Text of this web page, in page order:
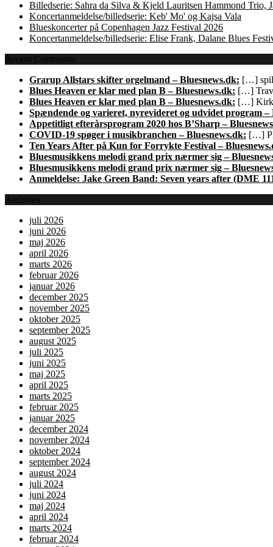
Billedserie: Sahra da Silva & Kjeld Lauritsen Hammond Trio,
Koncertanmeldelse/billedserie: Keb' Mo' og Kajsa Vala
Blueskoncerter på Copenhagen Jazz Festival 2026
Koncertanmeldelse/billedserie: Elise Frank, Dalane Blues
Recent Comments
Grarup Allstars skifter orgelmand – Bluesnews.dk: […]
Blues Heaven er klar med plan B – Bluesnews.dk: […]
Blues Heaven er klar med plan B – Bluesnews.dk: […] Kirk
Spændende og varieret, nyrevideret og udvidet program –
Appetitligt efterårsprogram 2020 hos B’Sharp –
COVID-19 spøger i musikbranchen – Bluesnews.dk: […]
Ten Years After på Kun for Forrykte Festival –
Bluesmusikkens melodi grand prix nærmer sig –
Bluesmusikkens melodi grand prix nærmer sig –
Anmeldelse: Jake Green Band: Seven years after (DME
Archives
juli 2026
juni 2026
maj 2026
april 2026
marts 2026
februar 2026
januar 2026
december 2025
november 2025
oktober 2025
september 2025
august 2025
juli 2025
juni 2025
maj 2025
april 2025
marts 2025
februar 2025
januar 2025
december 2024
november 2024
oktober 2024
september 2024
august 2024
juli 2024
juni 2024
maj 2024
april 2024
marts 2024
februar 2024